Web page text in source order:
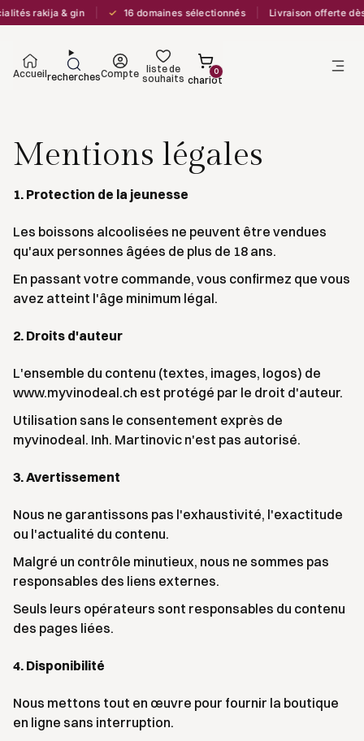
rakija & gin ✓ 16 domaines sélectionnés Livraison offerte dès
AccueilrecherchesCompte liste de
souhaits
0
chariot
Mentions légales
1. Protection de la jeunesse
Les boissons alcoolisées ne peuvent être vendues
qu'aux personnes âgées de plus de 18 ans.
En passant votre commande, vous confirmez que vous
avez atteint l'âge minimum légal.
2. Droits d'auteur
L'ensemble du contenu (textes, images, logos) de
www.myvinodeal.ch est protégé par le droit d'auteur.
Utilisation sans le consentement exprès de
myvinodeal. Inh. Martinovic n'est pas autorisé.
3. Avertissement
Nous ne garantissons pas l'exhaustivité, l'exactitude
ou l'actualité du contenu.
Malgré un contrôle minutieux, nous ne sommes pas
responsables des liens externes.
Seuls leurs opérateurs sont responsables du contenu
des pages liées.
4. Disponibilité
Nous mettons tout en œuvre pour fournir la boutique
en ligne sans interruption.